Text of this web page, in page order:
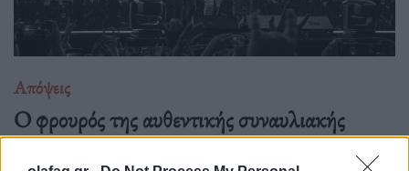
Απόψεις
O φρουρός της αυθεντικής συναυλιακής
πίστης